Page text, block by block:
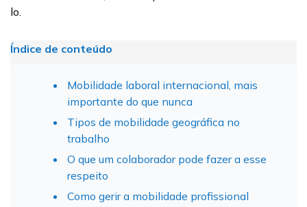
lo.
Índice de conteúdo
Mobilidade laboral internacional, mais
importante do que nunca
Tipos de mobilidade geográfica no
trabalho
O que um colaborador pode fazer a esse
respeito
Como gerir a mobilidade profissional